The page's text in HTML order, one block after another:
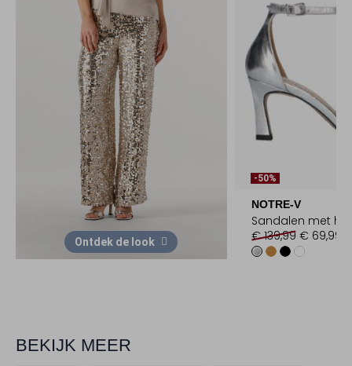
Ontdek de look
-50%
NOTRE-V
Sandalen met
€ 139,99 € 69,99
BEKIJK MEER